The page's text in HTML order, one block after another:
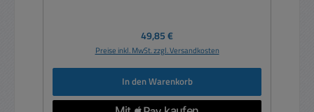
Regulärer Preis:
49,85 €
Preise inkl. MwSt. zzgl. Versandkosten
In den Warenkorb